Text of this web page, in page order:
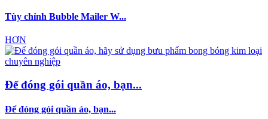
Tùy chỉnh Bubble Mailer W...
HƠN
Để đóng gói quần áo, bạn...
Để đóng gói quần áo, bạn...